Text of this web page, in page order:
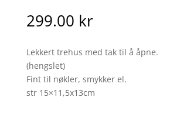
299.00 kr
Lekkert trehus med tak til å åpne.
(hengslet)
Fint til nøkler, smykker el.
str 15×11,5x13cm